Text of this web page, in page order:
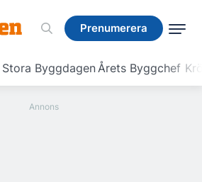
Prenumerera
Stora ByggdagenÅrets Byggchef
Prenumerera